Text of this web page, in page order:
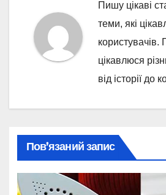
Пишу цікаві
теми, які
цікавлюся
від історії до
Пов’язаний запис